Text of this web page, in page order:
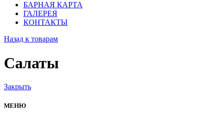
БАРНАЯ КАРТА
ГАЛЕРЕЯ
КОНТАКТЫ
Назад к товарам
Салаты
Закрыть
МЕНЮ